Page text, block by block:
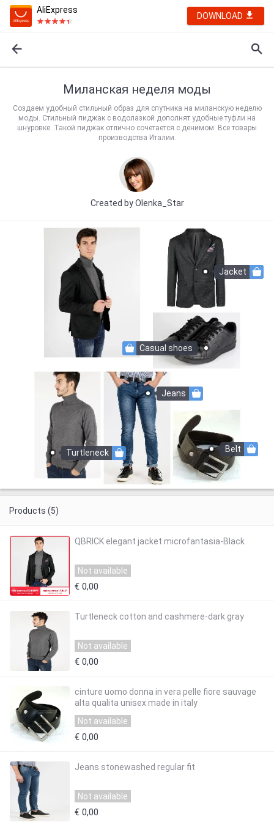
AliExpress
DOWNLOAD
Миланская неделя моды
Создаем удобный стильный образ для спутника на миланскую неделю
моды. Стильный пиджак с водолазкой дополнят удобные туфли на
шнуровке. Такой пиджак отлично сочетается с денимом. Все товары
производства Италии.
Created byOlenka_Star
Jacket
Turtleneck Belt
Jeans
Casual shoes
Products (5)
QBRICK elegant jacket microfantasia-Black
Not available
€ 0,00
Turtleneck cotton and cashmere-dark gray
Not available
€ 0,00
cinture uomo donna in vera pelle fiore sauvage
alta qualita unisex made in italy
Not available
€ 0,00
Jeans stonewashed regular fit
Not available
€ 0,00